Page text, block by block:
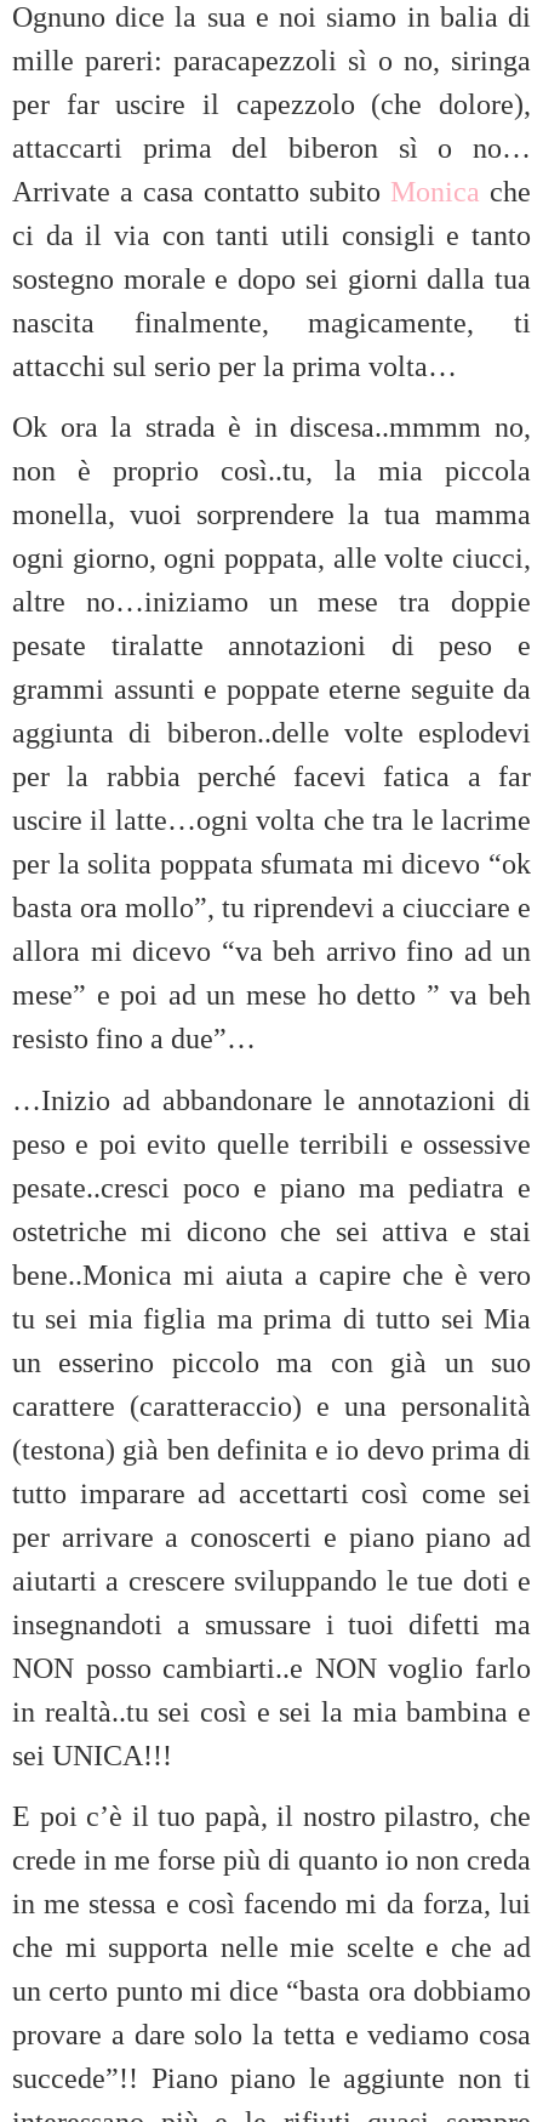
Ognuno dice la sua e noi siamo in balia di
mille pareri: paracapezzoli sì o no, siringa
per far uscire il capezzolo (che dolore),
attaccarti prima del biberon sì o no…
Arrivate a casa contatto subito Monica che
ci da il via con tanti utili consigli e tanto
sostegno morale e dopo sei giorni dalla tua
nascita finalmente, magicamente, ti
attacchi sul serio per la prima volta…
Ok ora la strada è in discesa..mmmm no,
non è proprio così..tu, la mia piccola
monella, vuoi sorprendere la tua mamma
ogni giorno, ogni poppata, alle volte ciucci,
altre no…iniziamo un mese tra doppie
pesate tiralatte annotazioni di peso e
grammi assunti e poppate eterne seguite da
aggiunta di biberon..delle volte esplodevi
per la rabbia perché facevi fatica a far
uscire il latte…ogni volta che tra le lacrime
per la solita poppata sfumata mi dicevo “ok
basta ora mollo”, tu riprendevi a ciucciare e
allora mi dicevo “va beh arrivo fino ad un
mese” e poi ad un mese ho detto ” va beh
resisto fino a due”…
…Inizio ad abbandonare le annotazioni di
peso e poi evito quelle terribili e ossessive
pesate..cresci poco e piano ma pediatra e
ostetriche mi dicono che sei attiva e stai
bene..Monica mi aiuta a capire che è vero
tu sei mia figlia ma prima di tutto sei Mia
un esserino piccolo ma con già un suo
carattere (caratteraccio) e una personalità
(testona) già ben definita e io devo prima di
tutto imparare ad accettarti così come sei
per arrivare a conoscerti e piano piano ad
aiutarti a crescere sviluppando le tue doti e
insegnandoti a smussare i tuoi difetti ma
NON posso cambiarti..e NON voglio farlo
in realtà..tu sei così e sei la mia bambina e
sei UNICA!!!
E poi c’è il tuo papà, il nostro pilastro, che
crede in me forse più di quanto io non creda
in me stessa e così facendo mi da forza, lui
che mi supporta nelle mie scelte e che ad
un certo punto mi dice “basta ora dobbiamo
provare a dare solo la tetta e vediamo cosa
succede”!! Piano piano le aggiunte non ti